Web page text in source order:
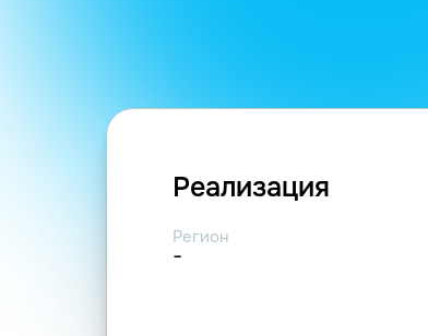
Реализация
Регион
-